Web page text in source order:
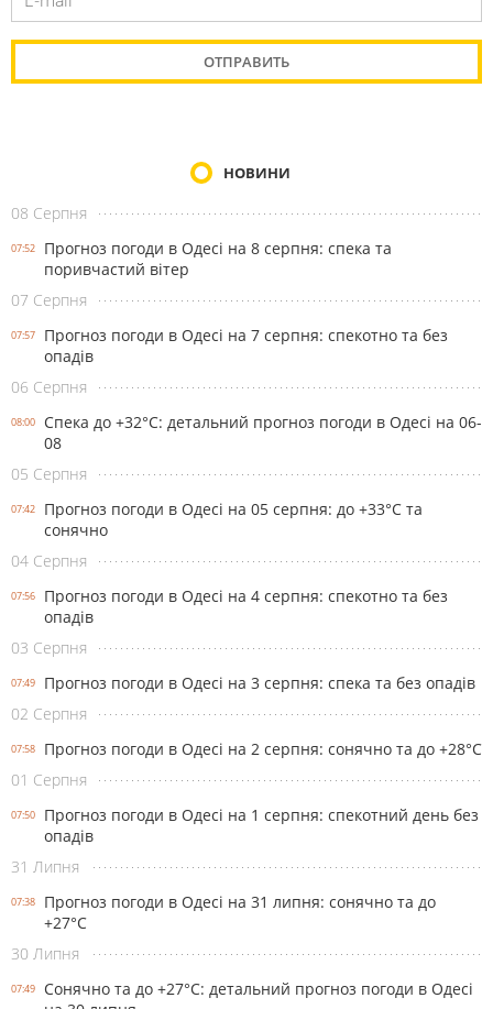
НОВИНИ
08 Серпня
07:52
Прогноз погоди в Одесі на 8 серпня: спека та
поривчастий вітер
07 Серпня
07:57
Прогноз погоди в Одесі на 7 серпня: спекотно та без
опадів
06 Серпня
08:00
Спека до +32°С: детальний прогноз погоди в Одесі на 06-
08
05 Серпня
07:42
Прогноз погоди в Одесі на 05 серпня: до +33°С та
сонячно
04 Серпня
07:56
Прогноз погоди в Одесі на 4 серпня: спекотно та без
опадів
03 Серпня
07:49
Прогноз погоди в Одесі на 3 серпня: спека та без опадів
02 Серпня
07:58
Прогноз погоди в Одесі на 2 серпня: сонячно та до +28°С
01 Серпня
07:50
Прогноз погоди в Одесі на 1 серпня: спекотний день без
опадів
31 Липня
07:38
Прогноз погоди в Одесі на 31 липня: сонячно та до
+27°С
30 Липня
07:49
Сонячно та до +27°С: детальний прогноз погоди в Одесі